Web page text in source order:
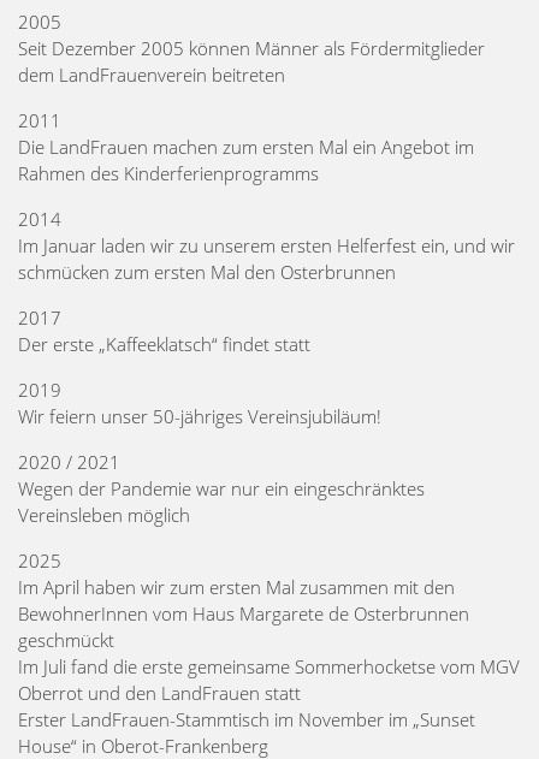
2005
Seit Dezember 2005 können Männer als Fördermitglieder
dem LandFrauenverein beitreten
2011
Die LandFrauen machen zum ersten Mal ein Angebot im
Rahmen des Kinderferienprogramms
2014
Im Januar laden wir zu unserem ersten Helferfest ein, und wir
schmücken zum ersten Mal den Osterbrunnen
2017
Der erste „Kaffeeklatsch“ findet statt
2019
Wir feiern unser 50-jähriges Vereinsjubiläum!
2020 / 2021
Wegen der Pandemie war nur ein eingeschränktes
Vereinsleben möglich
2025
Im April haben wir zum ersten Mal zusammen mit den
BewohnerInnen vom Haus Margarete de Osterbrunnen
geschmückt
Im Juli fand die erste gemeinsame Sommerhocketse vom MGV
Oberrot und den LandFrauen statt
Erster LandFrauen-Stammtisch im November im „Sunset
House“ in Oberot-Frankenberg